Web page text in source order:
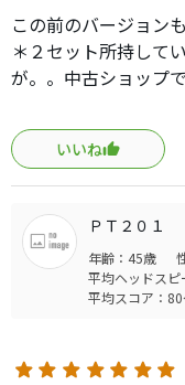
この前のバージョン
＊２セット所持して
が。。中古ショップ
けると即買いです。
合、捕まえやすさは
いいね
ＰＴ２０１
年齢：45歳
平均ヘッドス
平均スコア：